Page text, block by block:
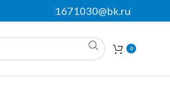
1671030@bk.ru
0